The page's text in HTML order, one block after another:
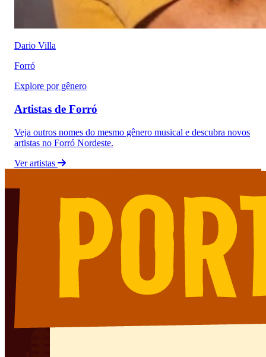
Dario Villa
Forró
Explore por gênero
Artistas de Forró
Veja outros nomes do mesmo gênero musical e descubra novos
artistas no Forró Nordeste.
Ver artistas